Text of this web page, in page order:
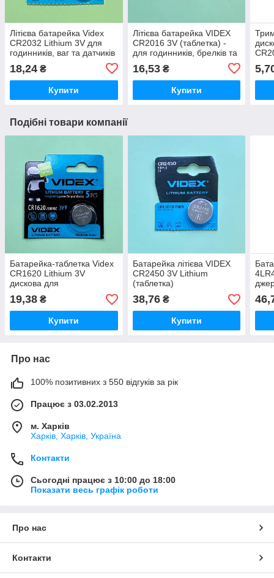
Літієва батарейка Videx
CR2032 Lithium 3V для
годинників, ваг та датчиків
18,24 ₴
Купити
Літієва батарейка VIDEX
CR2016 3V (таблетка) -
для годинників, брелків та
16,53₴
Купити
Подібні товари компанії
Батарейка-таблетка Videx
CR1620 Lithium 3V
дискова для
автомобільних ключів та
датчиків
19,38 ₴
Купити
Батарейка літієва VIDEX
CR2450 3V Lithium
(таблетка)
38,76₴
Купити
та
Про нас
100% позитивних з 550 відгуків за рік
Працює з 03.02.2013
м. Харків
Харків, Харків, Україна
Контакти
Сьогодні працює з 10:00 до 18:00
Показати весь графік роботи
Про нас
Контакти